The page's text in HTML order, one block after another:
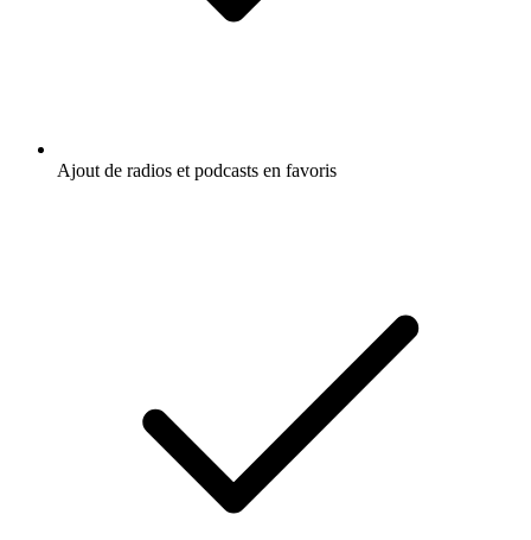
Ajout de radios et podcasts en favoris